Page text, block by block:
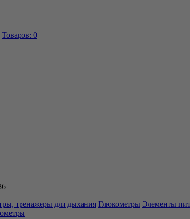
Товаров: 0
тренажеры для дыхания Глюкометры Элементы